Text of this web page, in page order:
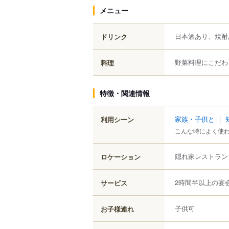
メニュー
ドリンク 日本酒あり、焼
料理 野菜料理にこだ
特徴・関連情報
利用シーン 家族・子供と ｜
こんな時によく使
ロケーション 隠れ家レストラン
サービス 2時間半以上の宴
お子様連れ 子供可